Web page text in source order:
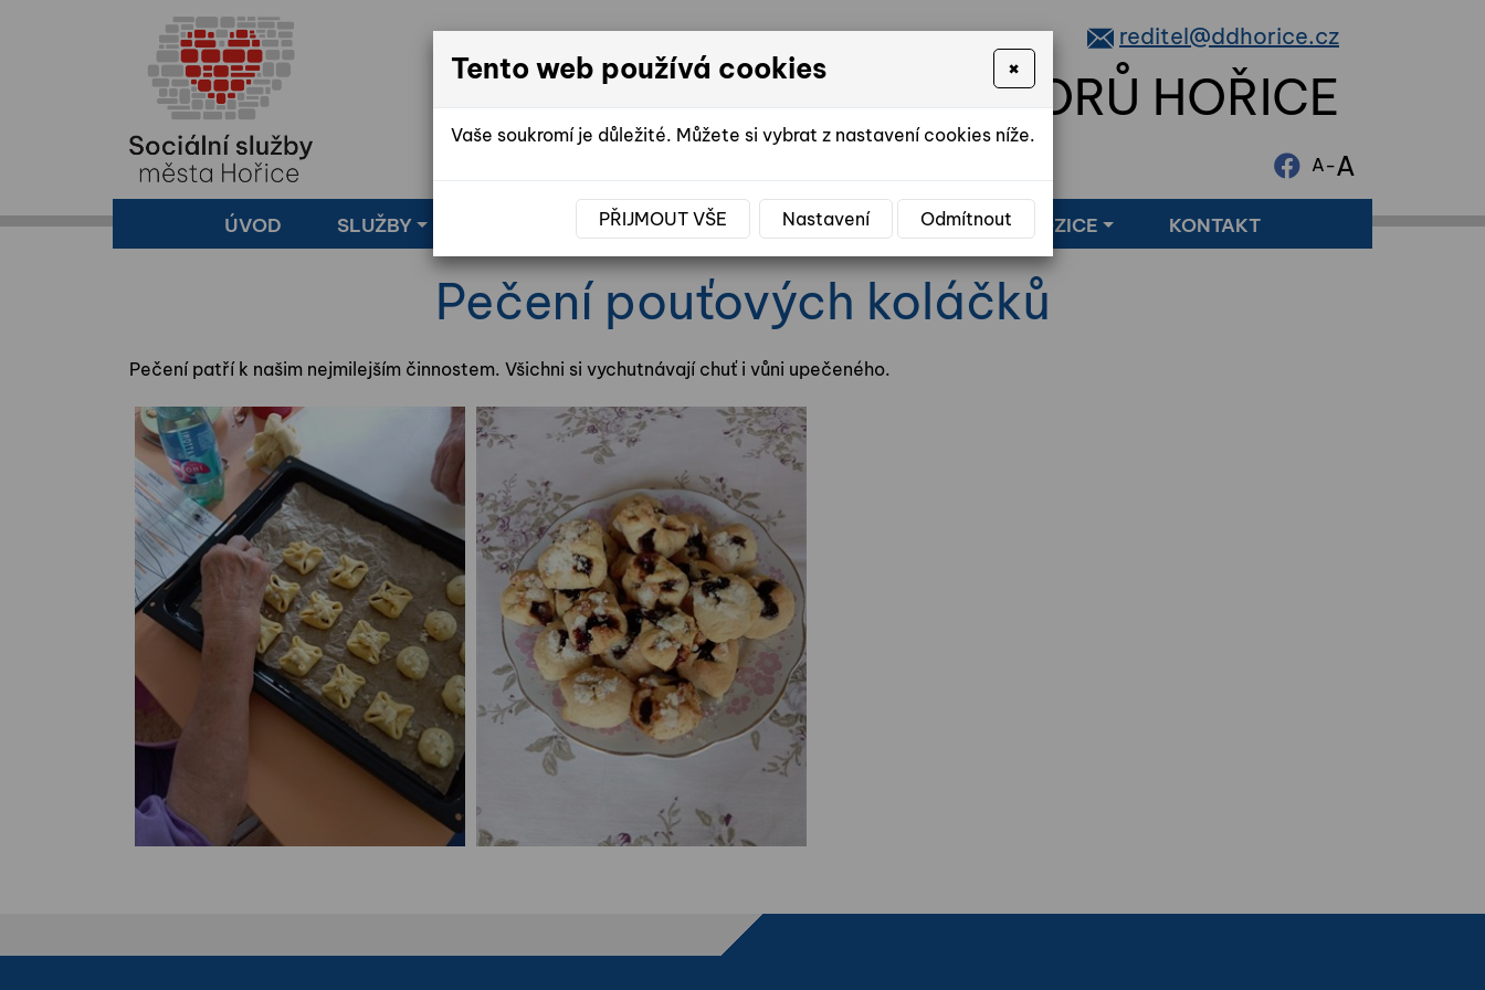
reditel@ddhorice.cz
DOMOV SENIORŮ HOŘICE
A-A
ÚVOD SLUŽBY ZE ŽIVOTA V DOMOVĚ FOTOGALERIE VOLNÉ POZICE KONTAKT
Pečení pouťových koláčků
Pečení patří k našim nejmilejším činnostem. Všichni si vychutnávají chuť i vůni upečeného.
Tento web používá cookies ×
Vaše soukromí je důležité. Můžete si vybrat z nastavení cookies níže.
PŘIJMOUT VŠE Nastavení Odmítnout